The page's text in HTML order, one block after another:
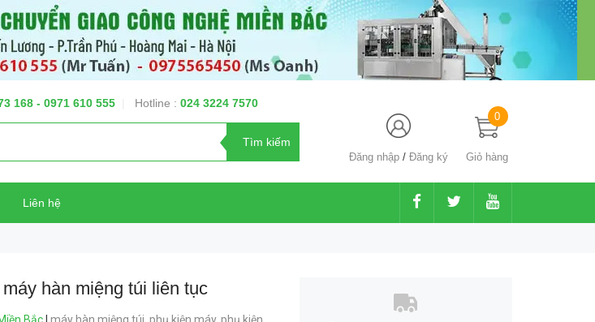
168 - 0971 610 555| Hotline : 024 3224 7570
Đăng nhập / Đăng ký Giỏ hàng
0
Liên hệ
hàn miệng túi liên tục